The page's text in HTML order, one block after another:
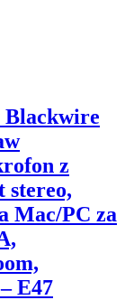
Blackwire
z
stereo,
Mac/PC za
E47